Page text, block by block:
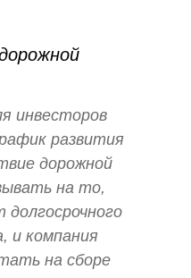
инвесторов
развития
дорожной
на то,
и компания
на сборе